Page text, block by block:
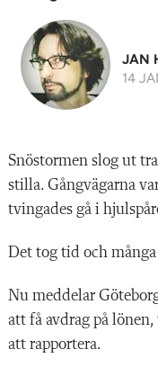
JAN
14
Snöstormen slog ut
stilla. Gångvägarna
tvingades gå i
Det tog tid och
Nu meddelar
att få avdrag på
att rapportera.